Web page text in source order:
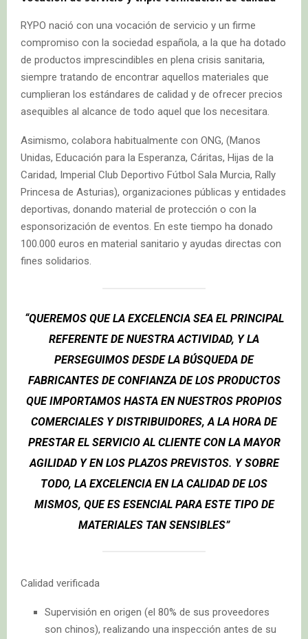
RYPO nació con una vocación de servicio y un firme
compromiso con la sociedad española, a la que ha dotado
de productos imprescindibles en plena crisis sanitaria,
siempre tratando de encontrar aquellos materiales que
cumplieran los estándares de calidad y de ofrecer precios
asequibles al alcance de todo aquel que los necesitara.
Asimismo, colabora habitualmente con ONG, (Manos
Unidas, Educación para la Esperanza, Cáritas, Hijas de la
Caridad, Imperial Club Deportivo Fútbol Sala Murcia, Rally
Princesa de Asturias), organizaciones públicas y entidades
deportivas, donando material de protección o con la
esponsorización de eventos. En este tiempo ha donado
100.000 euros en material sanitario y ayudas directas con
fines solidarios.
“QUEREMOS QUE LA EXCELENCIA SEA EL PRINCIPAL
REFERENTE DE NUESTRA ACTIVIDAD, Y LA
PERSEGUIMOS DESDE LA BÚSQUEDA DE
FABRICANTES DE CONFIANZA DE LOS PRODUCTOS
QUE IMPORTAMOS HASTA EN NUESTROS PROPIOS
COMERCIALES Y DISTRIBUIDORES, A LA HORA DE
PRESTAR EL SERVICIO AL CLIENTE CON LA MAYOR
AGILIDAD Y EN LOS PLAZOS PREVISTOS. Y SOBRE
TODO, LA EXCELENCIA EN LA CALIDAD DE LOS
MISMOS, QUE ES ESENCIAL PARA ESTE TIPO DE
MATERIALES TAN SENSIBLES”
Calidad verificada
Supervisión en origen (el 80% de sus proveedores
son chinos), realizando una inspección antes de su